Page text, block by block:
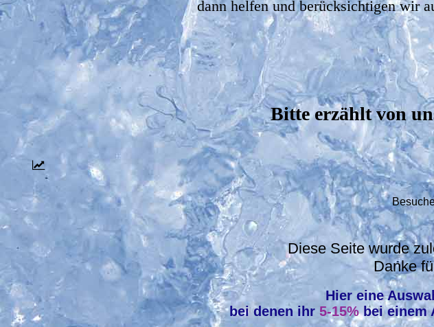
dann helfen und berücksichtigen wir
Bitte erzählt von
Diese Seite wurde
Danke
Hier eine
bei denen ihr 5-15%bei einem